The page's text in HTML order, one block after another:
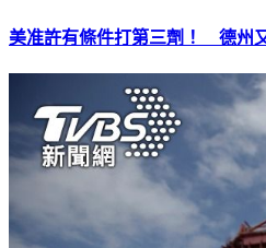
美准許有條件打第三劑！ 德州